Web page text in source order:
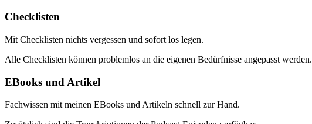
Checklisten
Mit Checklisten nichts vergessen und sofort los legen.
Alle Checklisten können problemlos an die eigenen Bedürfnisse angepasst werden.
EBooks und Artikel
Fachwissen mit meinen EBooks und Artikeln schnell zur Hand.